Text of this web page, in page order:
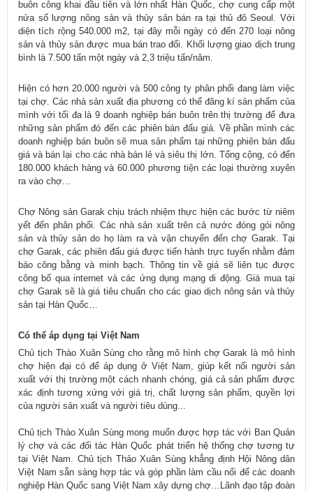
buôn công khai đầu tiên và lớn nhất Hàn Quốc, chợ cung cấp một
nửa số lượng nông sản và thủy sản bán ra tại thủ đô Seoul. Với
diện tích rộng 540.000 m2, tại đây mỗi ngày có đến 270 loại nông
sản và thủy sản được mua bán trao đổi. Khối lượng giao dịch trung
bình là 7.500 tấn một ngày và 2,3 triệu tấn/năm.
Hiện có hơn 20.000 người và 500 công ty phân phối đang làm việc
tại chợ. Các nhà sản xuất địa phương có thể đăng kí sản phẩm của
mình với tối đa là 9 doanh nghiệp bán buôn trên thị trường để đưa
những sản phẩm đó đến các phiên bán đấu giá. Về phần mình các
doanh nghiệp bán buôn sẽ mua sản phẩm tại những phiên bán đấu
giá và bán lại cho các nhà bán lẻ và siêu thị lớn. Tổng cộng, có đến
180.000 khách hàng và 60.000 phương tiện các loại thường xuyên
ra vào chợ...
Chợ Nông sản Garak chịu trách nhiệm thực hiện các bước từ niêm
yết đến phân phối. Các nhà sản xuất trên cả nước đóng gói nông
sản và thủy sản do họ làm ra và vận chuyển đến chợ Garak. Tại
chợ Garak, các phiên đấu giá được tiến hành trực tuyến nhằm đảm
bảo công bằng và minh bạch. Thông tin về giá sẽ liên tục được
công bố qua internet và các ứng dụng mạng di động. Giá mua tại
chợ Garak sẽ là giá tiêu chuẩn cho các giao dịch nông sản và thủy
sản tại Hàn Quốc…
Có thể áp dụng tại Việt Nam
Chủ tịch Thào Xuân Sùng cho rằng mô hình chợ Garak là mô hình
chợ hiện đại có để áp dụng ở Việt Nam, giúp kết nối người sản
xuất với thị trường một cách nhanh chóng, giá cả sản phẩm được
xác định tương xứng với giá trị, chất lượng sản phẩm, quyền lợi
của người sản xuất và người tiêu dùng...
Chủ tịch Thào Xuân Sùng mong muốn được hợp tác với Ban Quản
lý chợ và các đối tác Hàn Quốc phát triển hệ thống chợ tương tự
tại Việt Nam. Chủ tịch Thảo Xuân Sùng khẳng định Hội Nông dân
Việt Nam sẵn sàng hợp tác và góp phần làm cầu nối để các doanh
nghiệp Hàn Quốc sang Việt Nam xây dựng chợ…Lãnh đạo tập đoàn